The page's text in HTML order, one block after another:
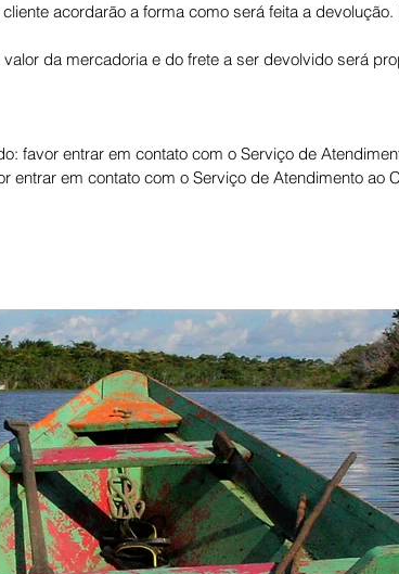
acordarão a forma como será feita a
da mercadoria e do frete a ser devolvido será
favor entrar em contato com o Serviço de
entrar em contato com o Serviço de Atendimento ao